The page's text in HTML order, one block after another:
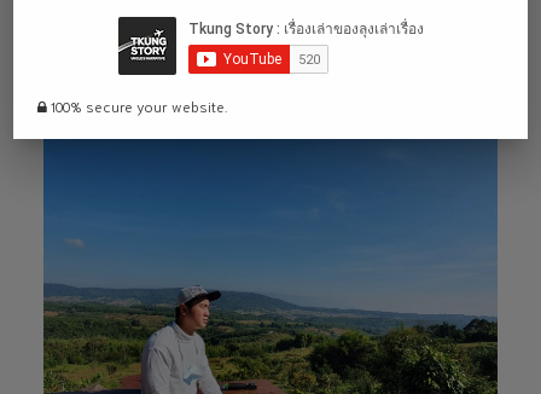
100% secure your website.